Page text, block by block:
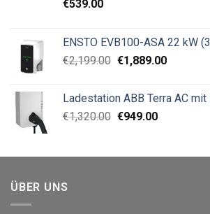
€539.00
ENSTO EVB100-ASA 22 kW
€2,199.00 €1,889.00
Ladestation ABB Terra AC
€1,320.00 €949.00
ÜBER UNS